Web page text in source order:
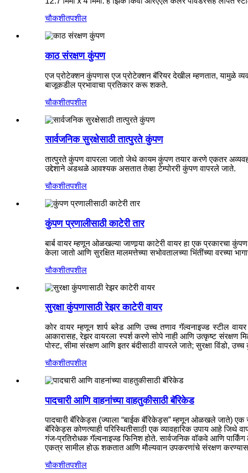
चौकशीतपशील
काठ संरक्षण कुंपण
एज प्रोटेक्शन कुंपणास एज प्रोटेक्शन बॅरियर देखील म्हणतात, यामुळे
बाजूकडील प्रभावाचा प्रतिकार करू शकते.
चौकशीतपशील
सार्वजनिक सुरक्षेसाठी तात्पुरते कुंपण
तात्पुरते कुंपण वापरला जातो जेथे कायम कुंपण तयार करणे एकतर
उद्देशाने अडथळे आवश्यक असतात तेव्हा टेम्पोररी कुंपण वापरले जाते.
चौकशीतपशील
कुंपण प्रणालीसाठी काटेरी तार
बार्ब वायर म्हणून ओळखल्या जाणार्‍या काटेरी वायर हा एक प्रकारचा
केला जातो आणि सुरक्षित मालमत्तेच्या सभोवतालच्या भिंतींच्या
चौकशीतपशील
सुरक्षा कुंपणासाठी रेझर काटेरी वायर
कोर वायर म्हणून शार्प ब्लेड आणि उच्च तणाव गॅल्वनाइज्ड स्टील
आकारासह, रेझर वायरला स्पर्श करणे सोपे नाही आणि उत्कृष्ट संरक्षण
पोस्ट, सीमा संरक्षण आणि इतर बंदीसाठी वापरले जाते; सुरक्षा विंडो,
चौकशीतपशील
पादचारी आणि वाहनांच्या वाहतुकीसाठी बॅरिकेड
पादचारी बॅरिकेड्स (ज्याला “बाईक बॅरिकेड्स” म्हणून ओळखले जाते) एक
बॅरिकेड्स कोणत्याही परिस्थितीसाठी एक व्यावहारिक उपाय आहे
गंज-प्रतिरोधक गॅल्वनाइज्ड फिनिश होते. सार्वजनिक वॉकवे आणि
एकत्र सामील होऊ शकतात आणि मौल्यवान उपकरणांचे संरक्षण
चौकशीतपशील